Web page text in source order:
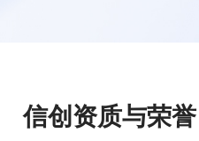
信创资质与荣誉